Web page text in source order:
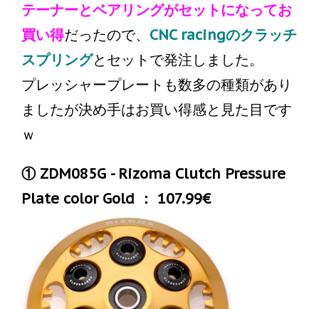
テーナーとベアリングがセットになってお
買い得だったので、 CNC racingのクラッチ
スプリングとセットで発注しました。
プレッシャープレートも数多の種類があり
ましたが決め手はお買い得感と見た目です
ｗ
① ZDM085G - Rizoma Clutch Pressure
Plate color Gold ： 107.99€